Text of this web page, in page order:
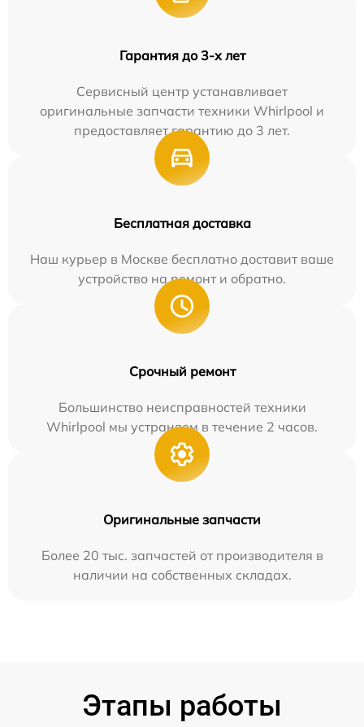
Гарантия до 3-х лет
Сервисный центр устанавливает
оригинальные запчасти техники Whirlpool и
предоставляет гарантию до 3 лет.
Бесплатная доставка
Наш курьер в Москве бесплатно доставит ваше
устройство на ремонт и обратно.
Срочный ремонт
Большинство неисправностей техники
Whirlpool мы устраняем в течение 2 часов.
Оригинальные запчасти
Более 20 тыс. запчастей от производителя в
наличии на собственных складах.
Этапы работы